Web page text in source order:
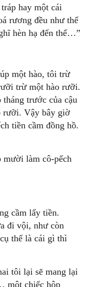
hay một cái
rương đều như thế
hèn hạ đến thế…”
một hào, tôi trừ
trừ một hào rưỡi.
trước của cậu
rưỡi. Vậy bây giờ
tiền cầm đồng hồ.
mười làm cô-pếch
cầm lấy tiền.
đi vội, như còn
thể là cái gì thì
tôi lại sẽ mang lại
một chiếc hộp